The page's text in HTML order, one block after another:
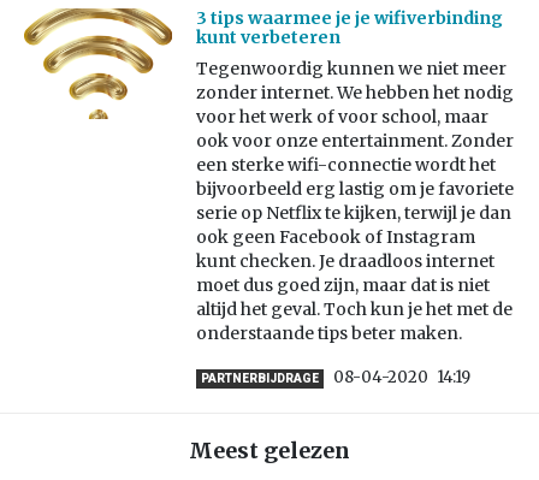
3 tips waarmee je je wifiverbinding
kunt verbeteren
Tegenwoordig kunnen we niet meer
zonder internet. We hebben het nodig
voor het werk of voor school, maar
ook voor onze entertainment. Zonder
een sterke wifi-connectie wordt het
bijvoorbeeld erg lastig om je favoriete
serie op Netflix te kijken, terwijl je dan
ook geen Facebook of Instagram
kunt checken. Je draadloos internet
moet dus goed zijn, maar dat is niet
altijd het geval. Toch kun je het met de
onderstaande tips beter maken.
PARTNERBIJDRAGE 08-04-2020 14:19
Meest gelezen